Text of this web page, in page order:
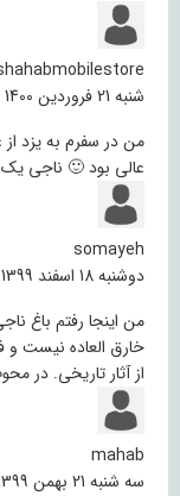
شنبه 21 فروردین 1400
من در سفرم به یزد
عالی بود 🙂 ناجی
somayeh
دوشنبه 18 اسفند 1399
من اینجا رفتم باغ
خارق العاده نیست و
از آثار تاریخی. در
mahab
سه شنبه 21 بهمن 1399